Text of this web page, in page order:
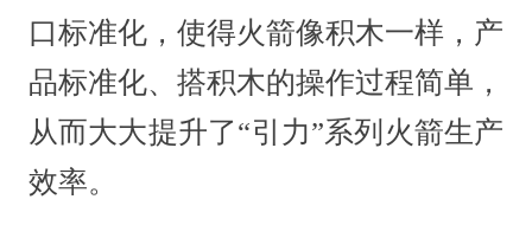
口标准化，使得火箭像积木一样，产
品标准化、搭积木的操作过程简单，
从而大大提升了“引力”系列火箭生产
效率。